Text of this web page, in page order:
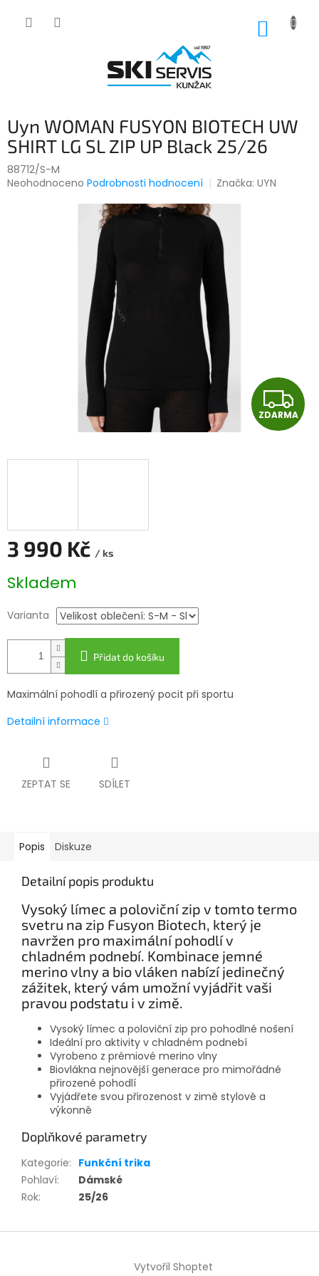
Uyn WOMAN FUSYON BIOTECH UW
SHIRT LG SL ZIP UP Black 25/26
88712/S-M
Průměrné
Neohodnoceno Podrobnosti hodnocení Značka:UYN
Z
D
ZDARMA
3 990 Kč / ks
cena:
Skladem
Varianta
Přidat do košíku
Maximální pohodlí a přirozený pocit při sportu
Detailní informace
ZEPTAT SE SDÍLET
Popis Diskuze
Detailní popis produktu
Vysoký límec a poloviční zip v tomto termo
svetru na zip Fusyon Biotech, který je
navržen pro maximální pohodlí v
chladném podnebí. Kombinace jemné
merino vlny a bio vláken nabízí jedinečný
zážitek, který vám umožní vyjádřit vaši
pravou podstatu i v zimě.
Vysoký límec a poloviční zip pro pohodlné nošení
Ideální pro aktivity v chladném podnebí
Vyrobeno z prémiové merino vlny
Biovlákna nejnovější generace pro mimořádné
přirozené pohodlí
Vyjádřete svou přirozenost v zimě stylově a
výkonně
Doplňkové parametry
Kategorie: Funkční trika
Pohlaví:
Dámské
Rok: 25/26
Vytvořil Shoptet